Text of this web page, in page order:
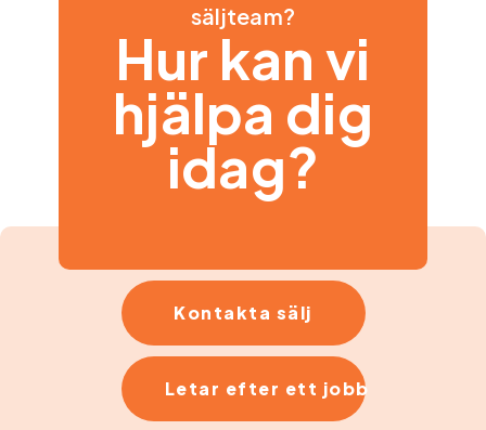
säljteam?
Hur kan vi
hjälpa dig
idag?
Kontakta sälj
Letar efter ett jobb